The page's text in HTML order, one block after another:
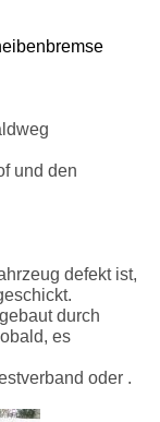
und den
defekt ist,
durch
es
oder .